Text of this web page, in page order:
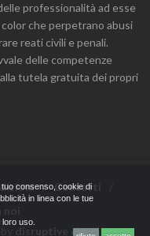
professionalità ad esse
che perpetrano abusi
reati civili e penali.
delle competenze
tutela gratuita dei propri
Contatti
disruptive cloud
consenso, cookie di
in linea con le tue
uso.